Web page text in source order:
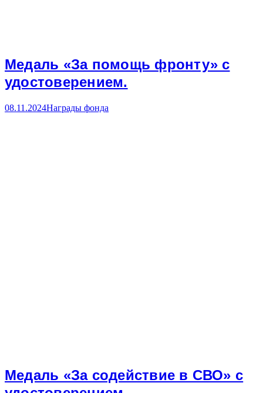
Медаль «За помощь фронту» с
удостоверением.
08.11.2024Награды фонда
Медаль «За содействие в СВО» с